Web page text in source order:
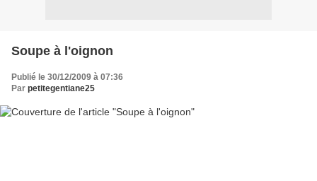
Soupe à l'oignon
Publié le 30/12/2009 à 07:36
Par petitegentiane25